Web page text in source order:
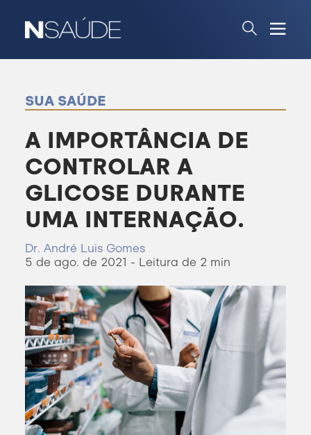
SUA SAÚDE
A IMPORTÂNCIA DE
CONTROLAR A
GLICOSE DURANTE
UMA INTERNAÇÃO.
Dr. André Luis Gomes
5 de ago. de 2021 - Leitura de 2 min